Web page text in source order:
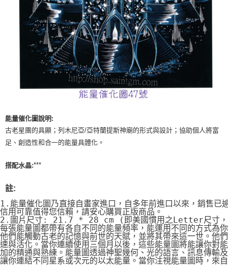
能量催化圖說明:
古老星團的具顯；列木尼亞/亞特蘭提斯神廟的形式與設計；協助個人將富
足、創造性和合一的能量具體化。
搭配水晶:***
註:
1.能量催化圖乃直接自畫家進口，自多年前進口以來，銷售已
信用可靠值得您信賴，請安心購買正版商品。
2.圖片尺寸: 21.7 * 28 cm (即美國慣用之Letter尺寸，
每張能量圖都帶有各自不同的能量頻率，能運用不同的方式為
他們能觸動古老的記憶與前世的天賦，並將其帶來這一世。他
速與活化。當你連續使用三個月以後，這些能量圖將能讓你對
加的精通與熟練。能量圖透過神聖幾何、光的語言、訊息傳輸
讓你連結不同星系或次元的以太能量。當你注視能量圖時，來